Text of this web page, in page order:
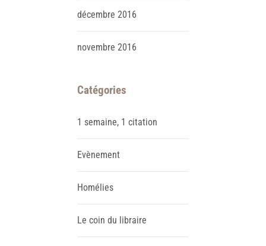
décembre 2016
novembre 2016
Catégories
1 semaine, 1 citation
Evènement
Homélies
Le coin du libraire